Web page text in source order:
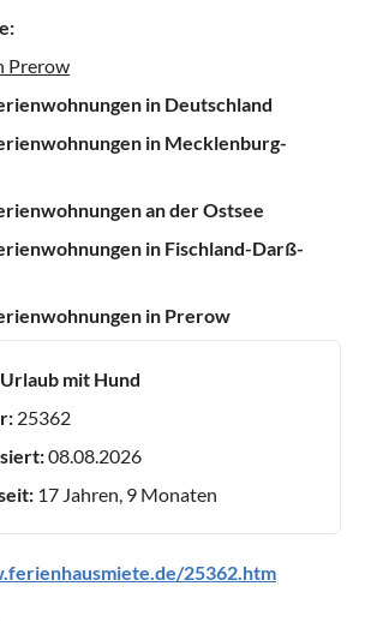
Prerow
in Deutschland
in Mecklenburg-
an der Ostsee
in Fischland-Darß-
in Prerow
Urlaub mit Hund
25362
08.08.2026
17 Jahren, 9 Monaten
25362.htm